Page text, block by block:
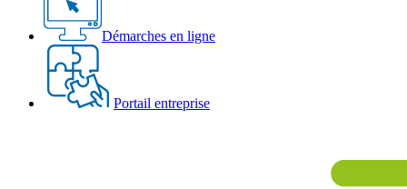
Démarches en ligne
Portail entreprise